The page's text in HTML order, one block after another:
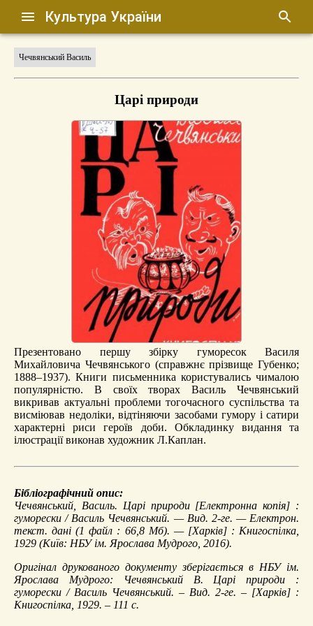
Культура України
Чечвянський Василь
Царі природи
Презентовано першу збірку гуморесок Василя
Михайловича Чечвянського (справжнє прізвище Губенко;
1888–1937). Книги письменника користувались чималою
популярністю. В своїх творах Василь Чечвянський
викривав актуальні проблеми тогочасного суспільства та
висміював недоліки, відтіняючи засобами гумору і сатири
характерні риси героїв доби. Обкладинку видання та
ілюстрації виконав художник Л.Каплан.
Бібліографічний опис:
Чечвянський, Василь. Царі природи[Електронна копія] :
гуморески / Василь Чечвянський. — Вид. 2-ге. — Електрон.
текст. дані (1 файл : 66,8 Мб). — [Харків] : Книгоспілка,
1929 (Київ: НБУ ім. Ярослава Мудрого, 2016).
Оригінал друкованого документу зберігається в НБУ ім.
Ярослава Мудрого: Чечвянський В. Царі природи :
гуморески / Василь Чечвянський. – Вид. 2-ге. – [Харків] :
Книгоспілка, 1929. – 111 с.